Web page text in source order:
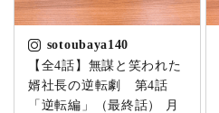
sotoubaya140
【全4話】無謀と笑われた
婿社長の逆転劇 第4話
「逆転編」（最終話） 月